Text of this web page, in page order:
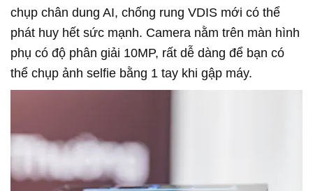
chụp chân dung AI, chống rung VDIS mới có thể
phát huy hết sức mạnh. Camera nằm trên màn hình
phụ có độ phân giải 10MP, rất dễ dàng để bạn có
thể chụp ảnh selfie bằng 1 tay khi gập máy.